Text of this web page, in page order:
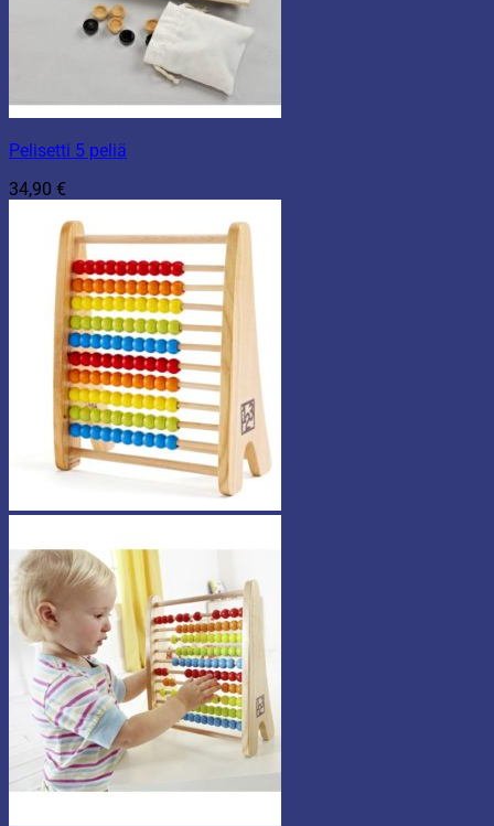
Pelisetti 5 peliä
34,90 €